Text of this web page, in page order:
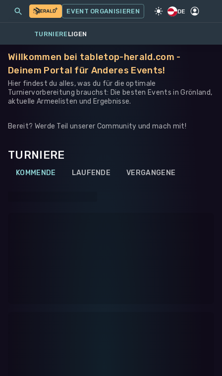
SPIEL·ANDERES
MEINE EVENTS MEHR
EVENT ORGANISIEREN DE
TURNIERELIGEN
Willkommen bei tabletop-herald.com -
Deinem Portal für Anderes Events!
Hier findest du alles, was du für die optimale
Turniervorbereitung brauchst: Die besten Events in Grönland,
aktuelle Armeelisten und Ergebnisse.
Bereit? Werde Teil unserer Community und mach mit!
TURNIERE
KOMMENDE LAUFENDE VERGANGENE